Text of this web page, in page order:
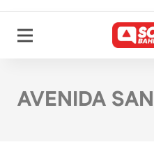
AVENIDA